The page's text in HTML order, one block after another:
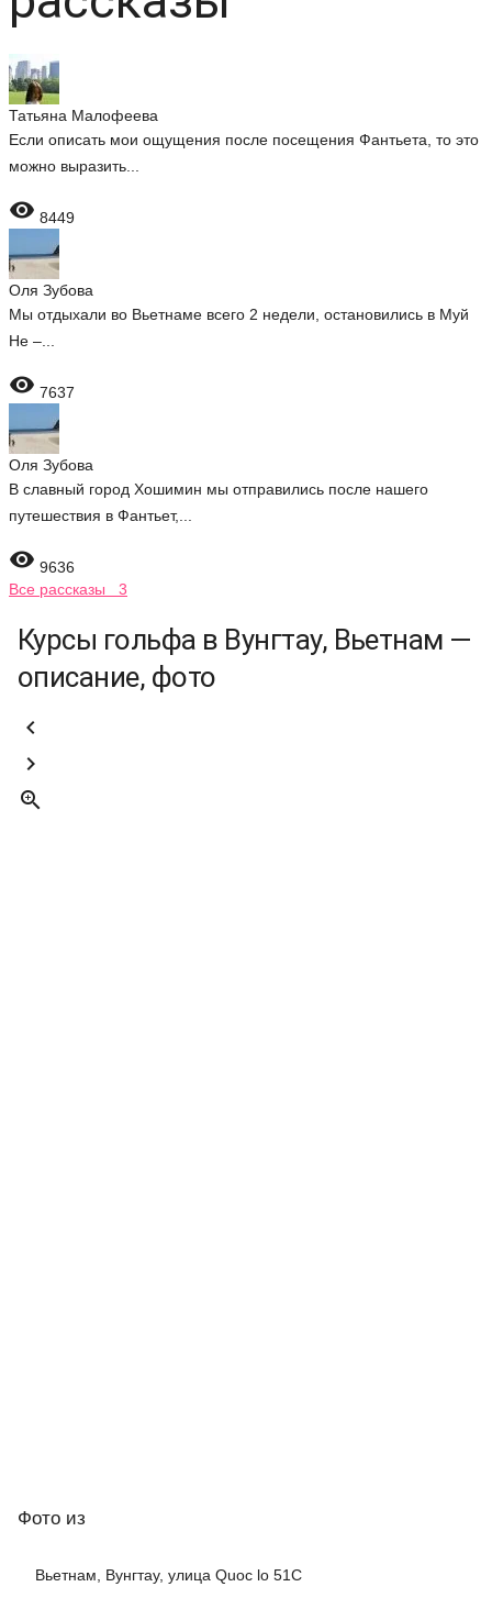
Татьяна Малофеева
Если описать мои ощущения после посещения Фантьета, то это
можно выразить...
 8449
Оля Зубова
Мы отдыхали во Вьетнаме всего 2 недели, остановились в Муй
Не –...
 7637
Оля Зубова
В славный город Хошимин мы отправились после нашего
путешествия в Фантьет,...
 9636
Все рассказы 3
Курсы гольфа в Вунгтау, Вьетнам —
описание, фото



Фото из
Вьетнам, Вунгтау, улица Quoc lo 51C